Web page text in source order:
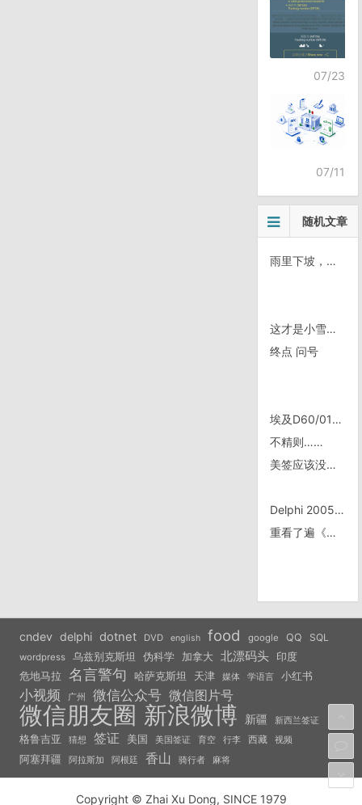
07/23
07/11
随机文章
雨里下坡，警局过夜，早起四十公里
这才是小雪山？
终点 问号
埃及D60/0128，游行的人群
不精则……
美签应该没啥问题了
Delphi 2005 未试用之前的感受，及转贴“让人失望的delphi2005”
重看了遍《Wall-E》
cndev delphi dotnet DVD english food google QQ SQL
wordpress 乌兹别克斯坦 伪科学 加拿大 北漂码头 印度
危地马拉 名言警句 哈萨克斯坦 天津 媒体 学语言 小红书
小视频 广州 微信公众号 微信图片号
微信朋友圈 新浪微博 新疆 新西兰签证
格鲁吉亚 猜想 签证 美国 美国签证 育空 行李 西藏 视频
阿塞拜疆 阿拉斯加 阿根廷 香山 骑行者 麻将
Copyright © Zhai Xu Dong, SINCE 1979